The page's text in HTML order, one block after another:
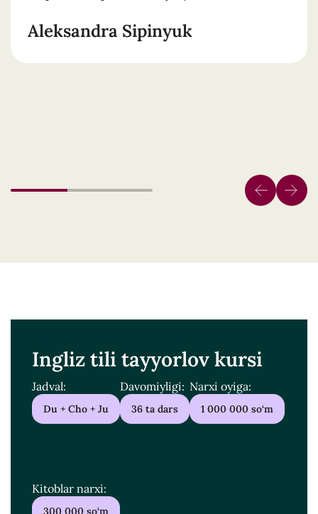
Aleksandra Sipinyuk
Ingliz tili tayyorlov kursi
Jadval:
Du + Cho + Ju
Davomiyligi:
36 ta dars
Narxi oyiga:
1 000 000 so‘m
Kitoblar narxi: